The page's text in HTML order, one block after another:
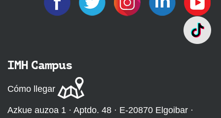
IMH Campus
Cómo llegar
Azkue auzoa 1 · Aptdo. 48 · E-20870 Elgoibar ·